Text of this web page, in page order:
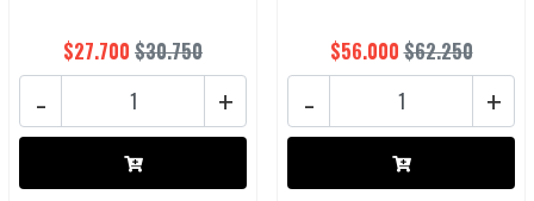
$27.700 $30.750
+
-
$56.000$62.250
+
-